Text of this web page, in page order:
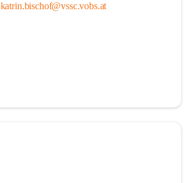
katrin.bischof@vssc.vobs.at